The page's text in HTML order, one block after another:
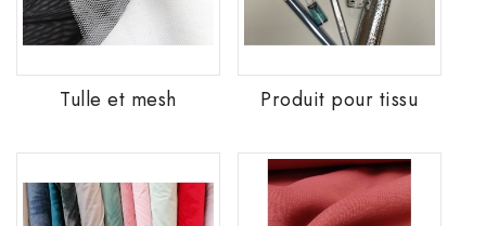
Tulle et mesh Produit pour tissu